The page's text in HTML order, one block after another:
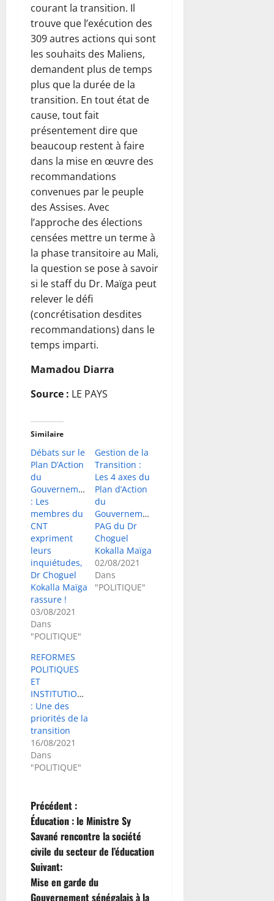
courant la transition. Il
trouve que l’exécution des
309 autres actions qui sont
les souhaits des Maliens,
demandent plus de temps
plus que la durée de la
transition. En tout état de
cause, tout fait
présentement dire que
beaucoup restent à faire
dans la mise en œuvre des
recommandations
convenues par le peuple
des Assises. Avec
l’approche des élections
censées mettre un terme à
la phase transitoire au Mali,
la question se pose à savoir
si le staff du Dr. Maïga peut
relever le défi
(concrétisation desdites
recommandations) dans le
temps imparti.
Mamadou Diarra
Source : LE PAYS
Similaire
Débats sur le
Plan D’Action
du
Gouvernement
: Les
membres du
CNT
expriment
leurs
inquiétudes,
Dr Choguel
Kokalla Maïga
rassure !
03/08/2021
Dans
"POLITIQUE"
Gestion de la
Transition :
Les 4 axes du
Plan d’Action
du
Gouvernement
PAG du Dr
Choguel
Kokalla Maïga
02/08/2021
Dans
"POLITIQUE"
REFORMES
POLITIQUES
ET
INSTITUTIONNELLES
: Une des
priorités de la
transition
16/08/2021
Dans
"POLITIQUE"
N
a
v
i
Précédent :
Éducation : le Ministre Sy
Savané rencontre la société
civile du secteur de l’éducation
Suivant:
Mise en garde du
Gouvernement sénégalais à la